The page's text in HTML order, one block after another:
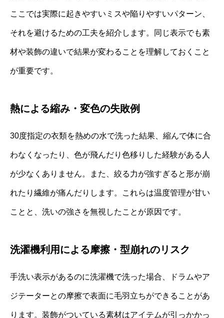
ここでは実際に起きやすいミスや陥りやすいパターン、
それを避けるための工夫を紹介します。同じ表示でも素
材や装飾の違いで結果が変わることを理解しておくこと
が重要です。
熱による縮み・変色の失敗例
30度指定の衣類を熱めの水で洗った結果、縮んで体に合
わなくなったり、色が飛んだり色移りした経験がある人
が少なくありません。また、絞る力が強すぎると形が崩
れたり繊維が痛んだりします。これらは温度管理が甘い
ことと、洗いの強さを無視したことが原因です。
洗濯機利用による摩擦・型崩れのリスク
手洗い表示があるのに洗濯機で洗った場合、ドラムやア
ジテーターとの摩擦で表面に毛羽立ちができることがあ
ります。装飾がついている素材はアイテムが引っかかっ